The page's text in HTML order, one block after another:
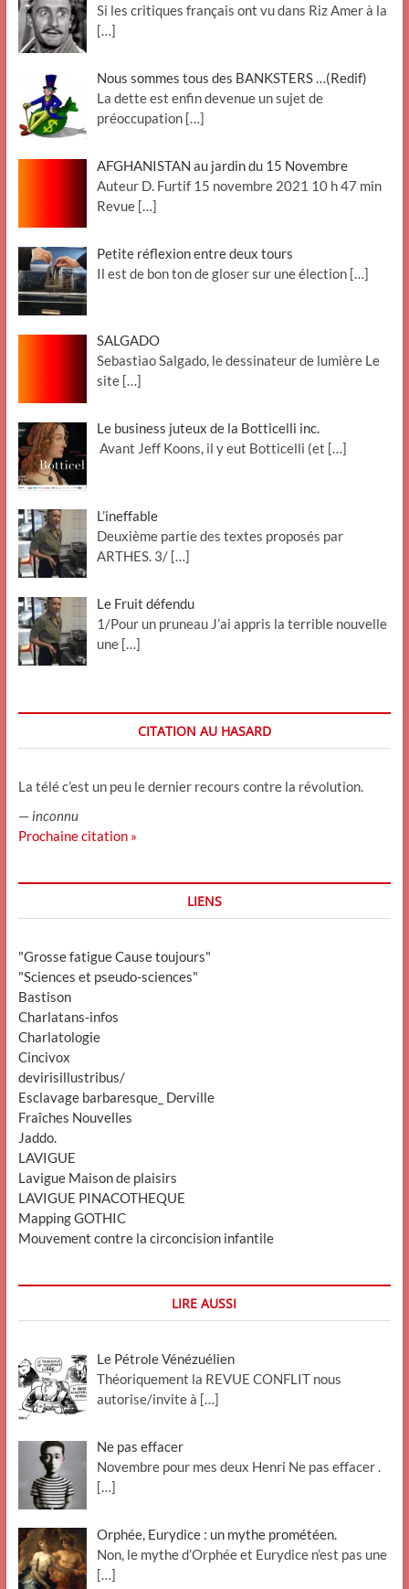
Si les critiques français ont vu dans Riz Amer à la
[…]
Nous sommes tous des BANKSTERS …(Redif)
La dette est enfin devenue un sujet de
préoccupation […]
AFGHANISTAN au jardin du 15 Novembre
Auteur D. Furtif 15 novembre 2021 10 h 47 min
Revue […]
Petite réflexion entre deux tours
Il est de bon ton de gloser sur une élection […]
SALGADO
Sebastiao Salgado, le dessinateur de lumière Le
site […]
Le business juteux de la Botticelli inc.
Avant Jeff Koons, il y eut Botticelli (et […]
L’ineffable
Deuxième partie des textes proposés par
ARTHES. 3/ […]
Le Fruit défendu
1/Pour un pruneau J’ai appris la terrible nouvelle
une […]
CITATION AU HASARD
La télé c’est un peu le dernier recours contre la révolution.
— inconnu
Prochaine citation »
LIENS
"Grosse fatigue Cause toujours"
"Sciences et pseudo-sciences"
Bastison
Charlatans-infos
Charlatologie
Cincivox
devirisillustribus/
Esclavage barbaresque_ Derville
Fraîches Nouvelles
Jaddo.
LAVIGUE
Lavigue Maison de plaisirs
LAVIGUE PINACOTHEQUE
Mapping GOTHIC
Mouvement contre la circoncision infantile
LIRE AUSSI
Le Pétrole Vénézuélien
Théoriquement la REVUE CONFLIT nous
autorise/invite à […]
Ne pas effacer
Novembre pour mes deux Henri Ne pas effacer .
[…]
Orphée, Eurydice : un mythe prométéen.
Non, le mythe d’Orphée et Eurydice n’est pas une
[…]